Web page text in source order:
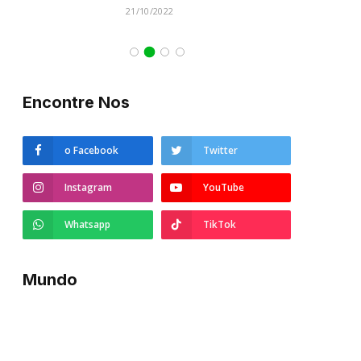
21/10/2022
Encontre Nos
o Facebook Twitter
Instagram YouTube
Whatsapp TikTok
Mundo